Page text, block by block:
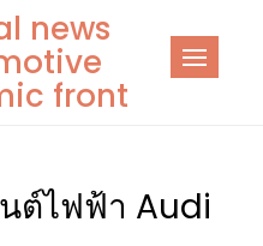
news
front
ต์ไฟฟ้า Audi